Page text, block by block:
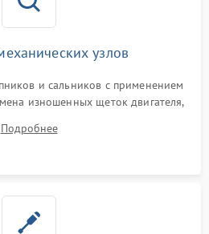
узлов
и сальников с применением
изношенных щеток двигателя,
резиновой манжеты.
Подробнее